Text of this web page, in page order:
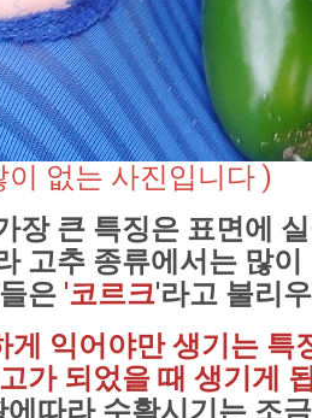
없는 사진입니다 )
장 큰 특징은 표면에
고추 종류에서는 많
은 '코르크'라고 불리
게 익어야만 생기는 특
가 되었을 때 생기게
따라 수확시기는 조